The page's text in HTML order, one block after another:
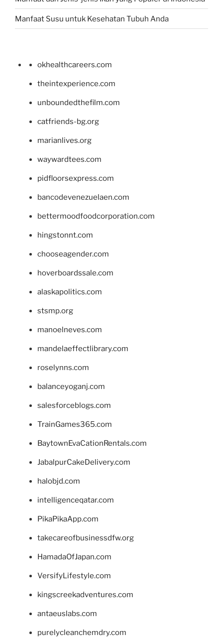
Manfaat Susu untuk Kesehatan Tubuh Anda
okhealthcareers.com
theintexperience.com
unboundedthefilm.com
catfriends-bg.org
marianlives.org
waywardtees.com
pidfloorsexpress.com
bancodevenezuelaen.com
bettermoodfoodcorporation.com
hingstonnt.com
chooseagender.com
hoverboardssale.com
alaskapolitics.com
stsmp.org
manoelneves.com
mandelaeffectlibrary.com
roselynns.com
balanceyoganj.com
salesforceblogs.com
TrainGames365.com
BaytownEvaCationRentals.com
JabalpurCakeDelivery.com
halobjd.com
intelligenceqatar.com
PikaPikaApp.com
takecareofbusinessdfw.org
HamadaOfJapan.com
VersifyLifestyle.com
kingscreekadventures.com
antaeuslabs.com
purelycleanchemdry.com